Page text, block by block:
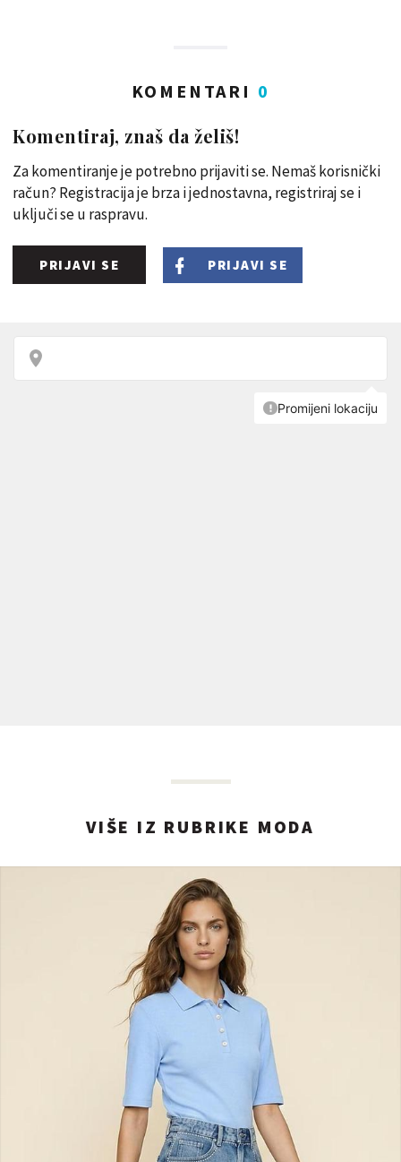
KOMENTARI 0
Komentiraj, znaš da želiš!
Za komentiranje je potrebno prijaviti se. Nemaš korisnički
račun? Registracija je brza i jednostavna, registriraj se i
uključi se u raspravu.
PRIJAVI SE PRIJAVI SE
VIŠE IZ RUBRIKE MODA